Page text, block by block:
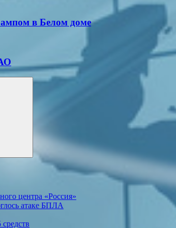
в Белом доме
центра «Россия»
атаке БПЛА